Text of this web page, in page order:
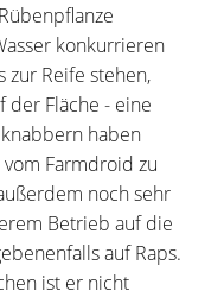
konkurrieren
zur Reife stehen,
der Fläche - eine
haben
Farmdroid zu
noch sehr
Betrieb auf die
auf Raps.
ist er nicht